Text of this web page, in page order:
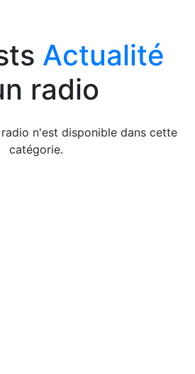
Actualité
radio
n'est disponible dans cette
catégorie.